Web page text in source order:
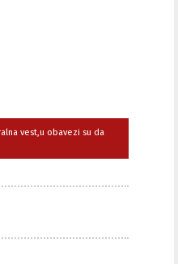
vest,u obavezi su da